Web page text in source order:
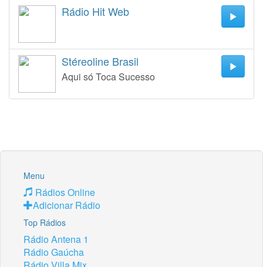
Rádio Hit Web
Stéreoline Brasil
Aqui só Toca Sucesso
Menu
Rádios Online
Adicionar Rádio
Top Rádios
Rádio Antena 1
Rádio Gaúcha